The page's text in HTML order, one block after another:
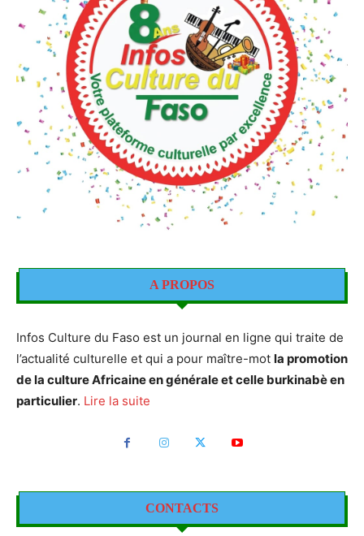
A PROPOS
Infos Culture du Faso est un journal en ligne qui traite de
l’actualité culturelle et qui a pour maître-mot la promotion
de la culture Africaine en générale et celle burkinabè en
particulier. Lire la suite
CONTACTS